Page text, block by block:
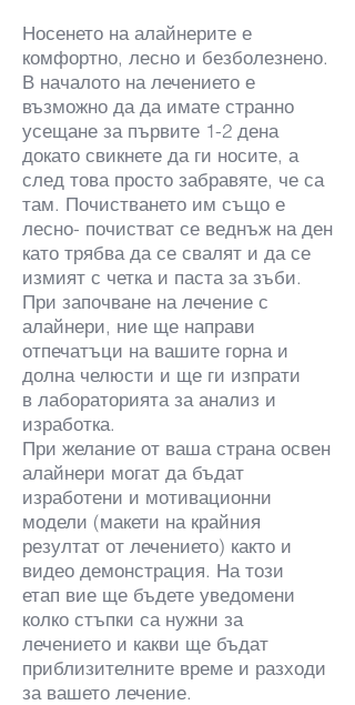
Носенето на алайнерите е
комфортно, лесно и безболезнено.
В началото на лечението е
възможно да да имате странно
усещане за първите 1-2 дена
докато свикнете да ги носите, а
след това просто забравяте, че са
там. Почистването им също е
лесно- почистват се веднъж на ден
като трябва да се свалят и да се
измият с четка и паста за зъби.
При започване на лечение с
алайнери, ние ще направи
отпечатъци на вашите горна и
долна челюсти и ще ги изпрати
в лабораторията за анализ и
изработка.
При желание от ваша страна освен
алайнери могат да бъдат
изработени и мотивационни
модели (макети на крайния
резултат от лечението) както и
видео демонстрация. На този
етап вие ще бъдете уведомени
колко стъпки са нужни за
лечението и какви ще бъдат
приблизителните време и разходи
за вашето лечение.